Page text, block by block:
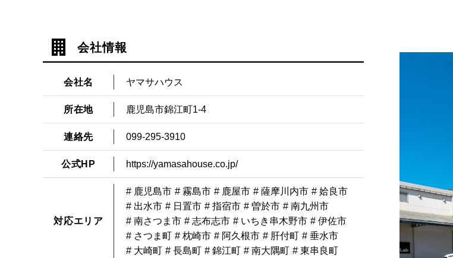
会社情報
会社名 ヤマサハウス
所在地 鹿児島市錦江町1-4
連絡先 099-295-3910
公式HP https://yamasahouse.co.jp/
対応エリア
# 鹿児島市 # 霧島市 # 鹿屋市 # 薩摩川内市 # 姶良市
# 出水市 # 日置市 # 指宿市 # 曽於市 # 南九州市
# 南さつま市 # 志布志市 # いちき串木野市 # 伊佐市
# さつま町 # 枕崎市 # 阿久根市 # 肝付町 # 垂水市
# 大崎町 # 長島町 # 錦江町 # 南大隅町 # 東串良町